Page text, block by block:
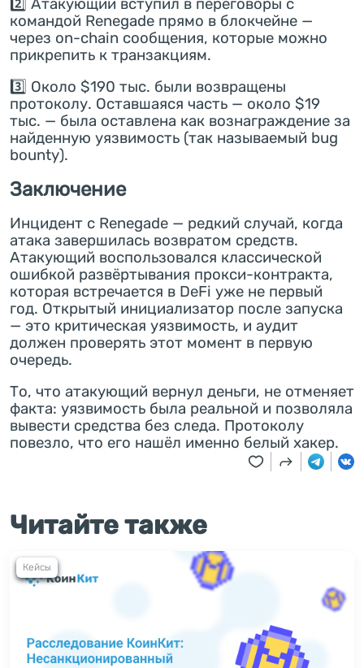
2️⃣ Атакующий вступил в переговоры с
командой Renegade прямо в блокчейне —
через on-chain сообщения, которые можно
прикрепить к транзакциям.
3️⃣ Около $190 тыс. были возвращены
протоколу. Оставшаяся часть — около $19
тыс. — была оставлена как вознаграждение за
найденную уязвимость (так называемый bug
bounty).
Заключение
Инцидент с Renegade — редкий случай, когда
атака завершилась возвратом средств.
Атакующий воспользовался классической
ошибкой развёртывания прокси-контракта,
которая встречается в DeFi уже не первый
год. Открытый инициализатор после запуска
— это критическая уязвимость, и аудит
должен проверять этот момент в первую
очередь.
То, что атакующий вернул деньги, не отменяет
факта: уязвимость была реальной и позволяла
вывести средства без следа. Протоколу
повезло, что его нашёл именно белый хакер.
Читайте также
Кейсы